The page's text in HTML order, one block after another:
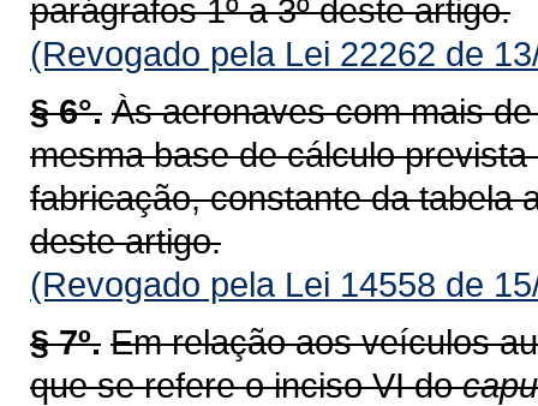
parágrafos 1º a 3º deste artigo.
(Revogado pela Lei 22262 de
§ 6°. Às aeronaves com mais
mesma base de cálculo
fabricação, constante da tabela
deste artigo.
(Revogado pela Lei 14558 de
§ 7º. Em relação aos veículos
que se refere o inciso VI do